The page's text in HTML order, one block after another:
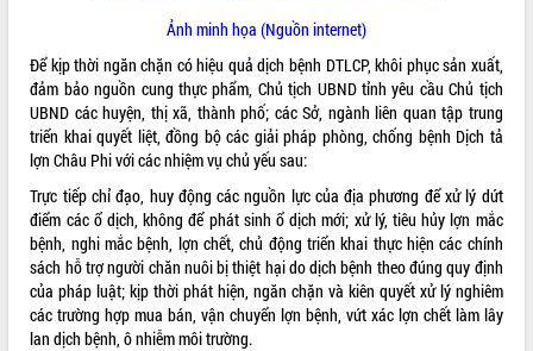
VIDEO
Ảnh minh họa (Nguồn internet)
Để kịp thời ngăn chặn có hiệu quả dịch bệnh DTLCP, khôi phục sản xuất,
đảm bảo nguồn cung thực phẩm, Chủ tịch UBND tỉnh yêu cầu Chủ tịch
UBND các huyện, thị xã, thành phố; các Sở, ngành liên quan tập trung
triển khai quyết liệt, đồng bộ các giải pháp phòng, chống bệnh Dịch tả
lợn Châu Phi với các nhiệm vụ chủ yếu sau:
Trực tiếp chỉ đạo, huy động các nguồn lực của địa phương để xử lý dứt
điểm các ổ dịch, không để phát sinh ổ dịch mới; xử lý, tiêu hủy lợn mắc
bệnh, nghi mắc bệnh, lợn chết, chủ động triển khai thực hiện các chính
sách hỗ trợ người chăn nuôi bị thiệt hại do dịch bệnh theo đúng quy định
của pháp luật; kịp thời phát hiện, ngăn chặn và kiên quyết xử lý nghiêm
các trường hợp mua bán, vận chuyển lợn bệnh, vứt xác lợn chết làm lây
lan dịch bệnh, ô nhiễm môi trường.